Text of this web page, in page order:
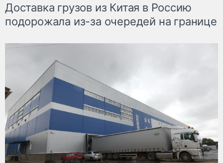
Доставка грузов из Китая в Россию
подорожала из-за очередей на границе